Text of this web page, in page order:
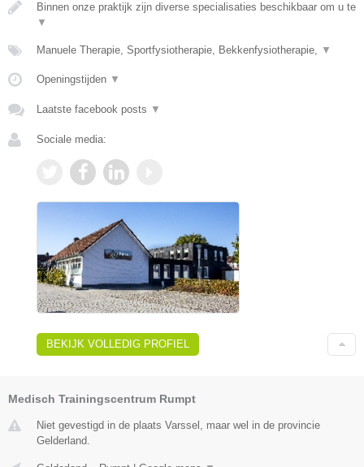
Binnen onze praktijk zijn diverse specialisaties beschikbaar om u te
▼
Manuele Therapie, Sportfysiotherapie, Bekkenfysiotherapie, ▼
Openingstijden ▼
Laatste facebook posts ▼
Sociale media:
BEKIJK VOLLEDIG PROFIEL
Medisch Trainingscentrum Rumpt
Niet gevestigd in de plaats Varssel, maar wel in de provincie
Gelderland.